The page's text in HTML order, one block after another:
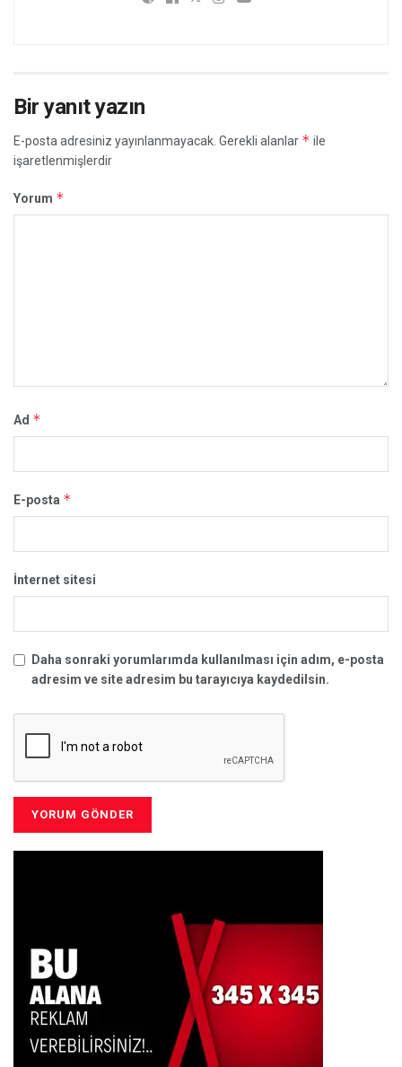
Bir yanıt yazın
E-posta adresiniz yayınlanmayacak. Gerekli alanlar * ile
işaretlenmişlerdir
Yorum *
Ad *
E-posta *
İnternet sitesi
Daha sonraki yorumlarımda kullanılması için adım, e-posta
adresim ve site adresim bu tarayıcıya kaydedilsin.